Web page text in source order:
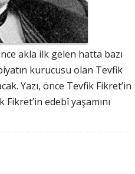
akla ilk gelen hatta bazı
kurucusu olan Tevfik
Yazı, önce Tevfik Fikret’in
edebî yaşamını